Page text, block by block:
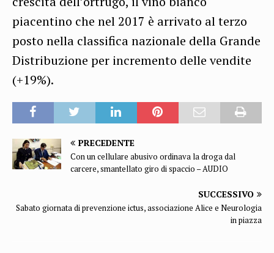
piacentino che nel 2017 è arrivato al terzo
posto nella classifica nazionale della Grande
Distribuzione per incremento delle vendite
(+19%).
PRECEDENTE
Con un cellulare abusivo ordinava la droga dal
carcere, smantellato giro di spaccio – AUDIO
SUCCESSIVO
Sabato giornata di prevenzione ictus, associazione Alice e Neurologia
in piazza